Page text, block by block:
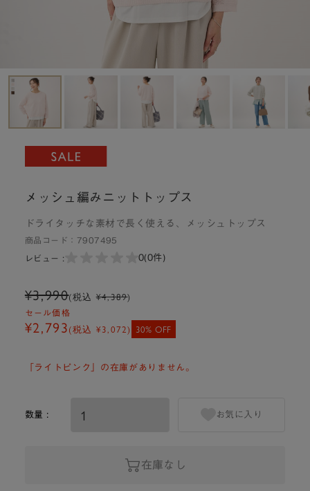
メッシュ編みニットトップス
ドライタッチな素材で長く使える、メッシュトップス
商品コード： 7907495
レビュー : 0(0件)
¥3,990(税込¥4,389)
セール価格
¥2,793(税込 ¥3,072) 30% OFF
「ライトピンク」の在庫がありません。
数量 :
在庫なし
お気に入り